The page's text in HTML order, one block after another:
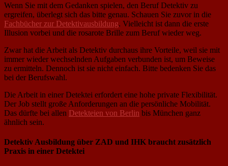
Wenn Sie mit dem Gedanken spielen, den Beruf Detektiv zu
ergreifen, überlegt sich das bitte genau. Schauen Sie zuvor in die
Fachbücher zur Detektivausbildung. Vielleicht ist dann die erste
Illusion vorbei und die rosarote Brille zum Beruf wieder weg.
Zwar hat die Arbeit als Detektiv durchaus ihre Vorteile, weil sie mit
immer wieder wechselnden Aufgaben verbunden ist, um Beweise
zu ermitteln. Dennoch ist sie nicht einfach. Bitte bedenken Sie das
bei der Berufswahl.
Die Arbeit in einer Detektei erfordert eine hohe private Flexibilität.
Der Job stellt große Anforderungen an die persönliche Mobilität.
Das dürfte bei allen Detekteien von Berlin bis München ganz
ähnlich sein.
Detektiv Ausbildung über ZAD und IHK braucht zusätzlich
Praxis in einer Detektei